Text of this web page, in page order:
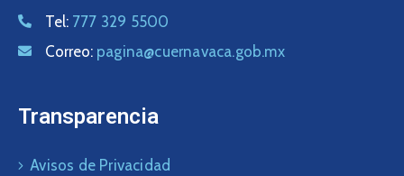
Tel: 777 329 5500
Correo: pagina@cuernavaca.gob.mx
Transparencia
Avisos de Privacidad